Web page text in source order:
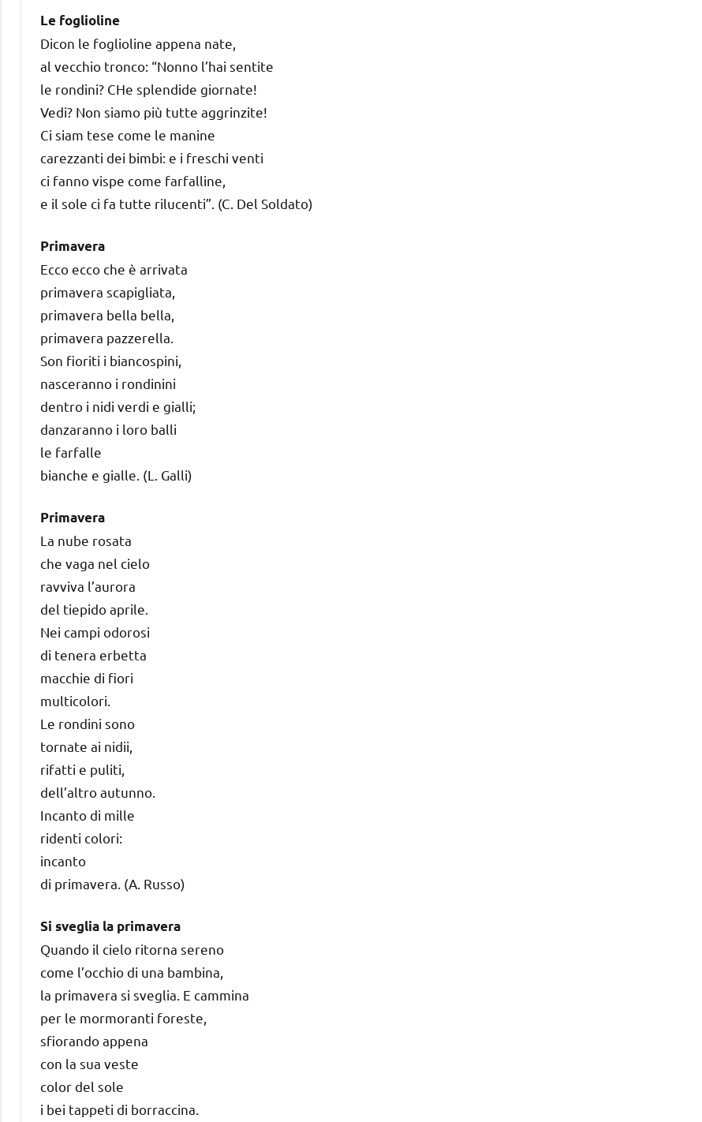
Le foglioline
Dicon le foglioline appena nate,
al vecchio tronco: “Nonno l’hai sentite
le rondini? CHe splendide giornate!
Vedi? Non siamo più tutte aggrinzite!
Ci siam tese come le manine
carezzanti dei bimbi: e i freschi venti
ci fanno vispe come farfalline,
e il sole ci fa tutte rilucenti”. (C. Del Soldato)
Primavera
Ecco ecco che è arrivata
primavera scapigliata,
primavera bella bella,
primavera pazzerella.
Son fioriti i biancospini,
nasceranno i rondinini
dentro i nidi verdi e gialli;
danzaranno i loro balli
le farfalle
bianche e gialle. (L. Galli)
Primavera
La nube rosata
che vaga nel cielo
ravviva l’aurora
del tiepido aprile.
Nei campi odorosi
di tenera erbetta
macchie di fiori
multicolori.
Le rondini sono
tornate ai nidii,
rifatti e puliti,
dell’altro autunno.
Incanto di mille
ridenti colori:
incanto
di primavera. (A. Russo)
Si sveglia la primavera
Quando il cielo ritorna sereno
come l’occhio di una bambina,
la primavera si sveglia. E cammina
per le mormoranti foreste,
sfiorando appena
con la sua veste
color del sole
i bei tappeti di borraccina.